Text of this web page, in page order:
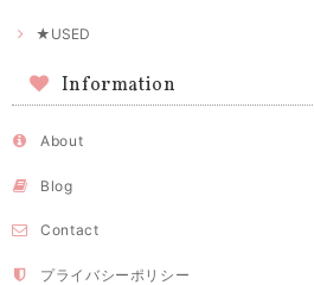
★USED
Information
About
Blog
Contact
プライバシーポリシー